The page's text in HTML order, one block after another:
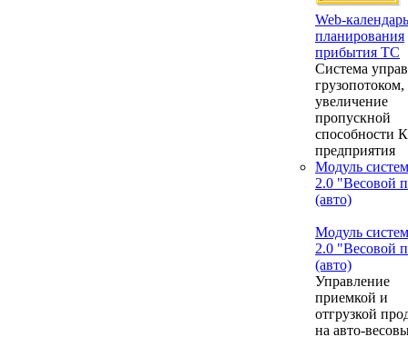
Web-календарь
планирования
прибытия ТС
Система
грузопотоком,
увеличение
пропускной
способности
предприятия
Модуль
2.0 "Весовой
(авто)
Модуль
2.0 "Весовой
(авто)
Управление
приемкой и
отгрузкой
на авто-